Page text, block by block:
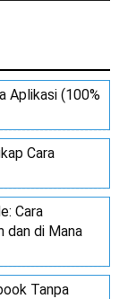
Aplikasi (100%
Cara
Cara
dan di Mana
Tanpa